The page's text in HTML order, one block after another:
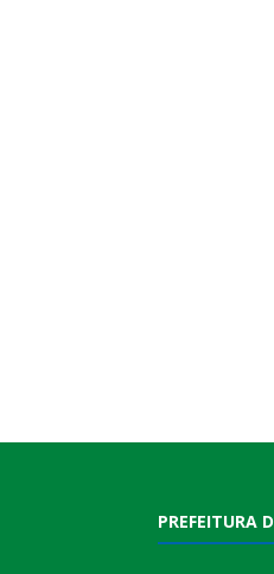
PREFEITURA